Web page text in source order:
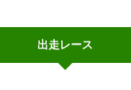
出走レース